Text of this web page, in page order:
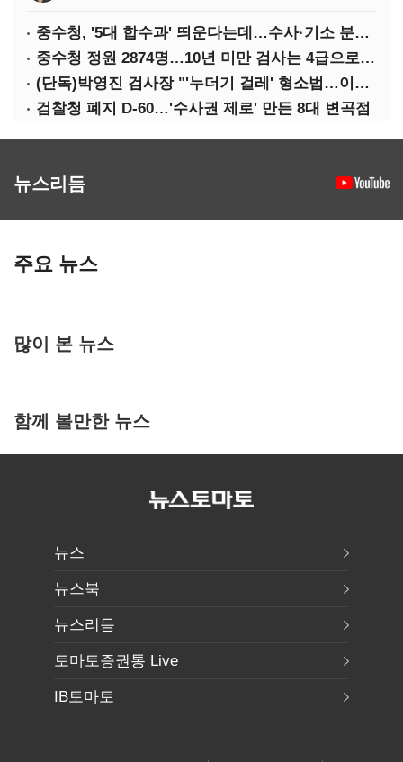
중수청, '5대 합수과' 띄운다는데…수사·기소 분리로 협력방안 '부재'
중수청 정원 2874명…10년 미만 검사는 4급으로 임용
(단독)박영진 검사장 "'누더기 걸레' 형소법…이재명 대통령 책임져야"
검찰청 폐지 D-60…'수사권 제로' 만든 8대 변곡점
뉴스리듬
주요 뉴스
많이 본 뉴스
함께 볼만한 뉴스
뉴스
뉴스북
뉴스리듬
토마토증권통 Live
IB토마토